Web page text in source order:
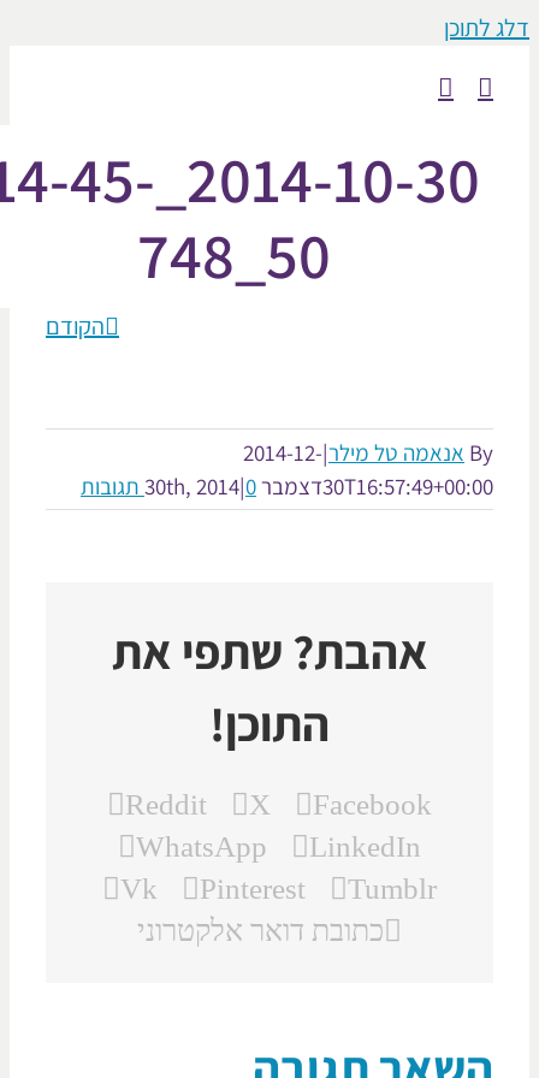
2014-10-30_14-45-
50_748
הקודם
אנאמה טל מילר|
2014-12-
דצמבר 30th, 2014 |0 תגובות
אהבת? שתפי את
התוכן!
Facebook
X
Reddit
LinkedIn
WhatsApp
Tumblr
Pinterest
Vk
כתובת דואר אלקטרוני